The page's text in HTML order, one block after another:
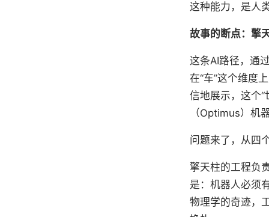
这种能力，是人
故事的断点：擎
这条AI路径，通
在“车”这个维度
信地展示，这个
（Optimus）机
问题来了，从四
擎天柱的工程负
是：机器人必须
物理学的奇迹，